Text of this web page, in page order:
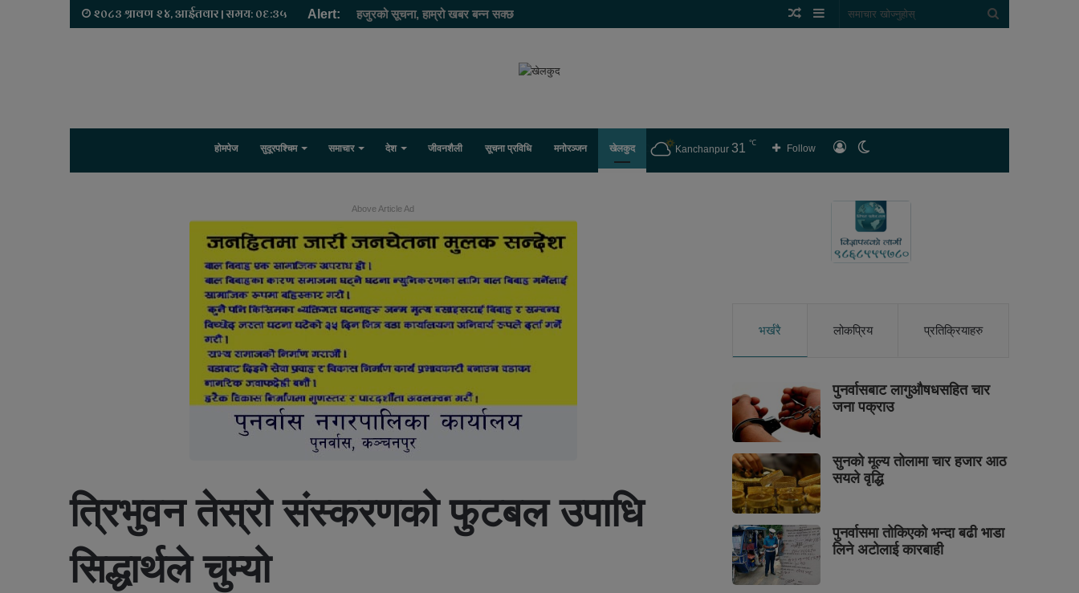
२०८३ श्रावण २४, आईतवार | समय: ०६:३५ Alert: हजुरको सूचना, हाम्रो खबर बन्न सक्छ Sidebar
Random
होमपेज सुदूरपश्चिम समाचार देश जीवनशैली सूचना प्रविधि मनोरञ्जन खेलकुद लगइन
Follow
Kanchanpur 31 ℃
Above Article Ad
त्रिभुवन तेस्रो संस्करणको फुटबल उपाधि
सिद्धार्थले चुम्यो
भर्खरै लोकप्रिय प्रतिक्रियाहरु
पुनर्वासबाट लागुऔषधसहित चार
जना पक्राउ
सुनको मूल्य तोलामा चार हजार आठ
सयले वृद्धि
पुनर्वासमा तोकिएको भन्दा बढी भाडा
लिने अटोलाई कारबाही